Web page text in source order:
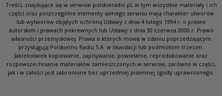
Treści, znajdujące się w serwisie polskieradio.pl, w tym wszystkie materiały i ich
części oraz poszczególne elementy samego serwisu mają charakter utworów
lub wytworów objętych ochroną Ustawy z dnia 4 lutego 1994 r. o prawie
autorskim i prawach pokrewnych lub Ustawy z dnia 30 czerwca 2000 r. Prawo
własności przemysłowej. Prawa o których mowa w zdaniu poprzedzającym
przysługują Polskiemu Radiu S.A. w likwidacji lub podmiotom trzecim.
Jakiekolwiek kopiowanie, zapisywanie, powielanie, reprodukowanie oraz
rozpowszechnianie materiałów zamieszczonych w serwisie, zarówno w części,
jak i w całości jest zabronione bez uprzedniej pisemnej zgody uprawnionego.